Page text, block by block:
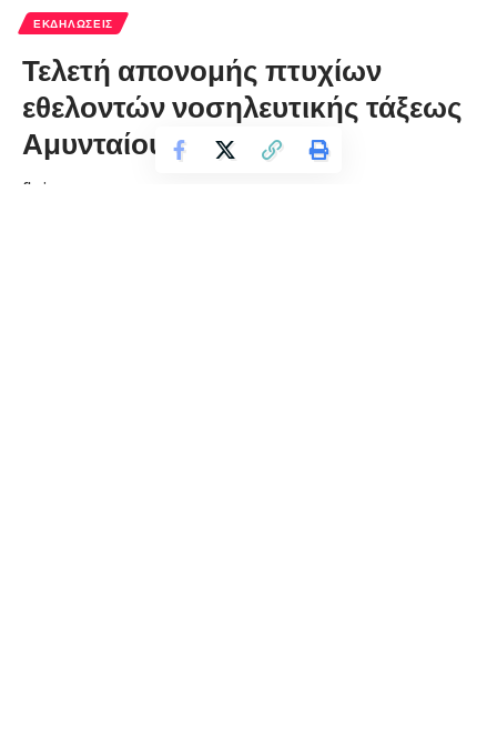
ΕΚΔΗΛΏΣΕΙΣ
Τελετή απονομής πτυχίων
εθελοντών νοσηλευτικής τάξεως
Αμυνταίου 2018
florinapress.gr